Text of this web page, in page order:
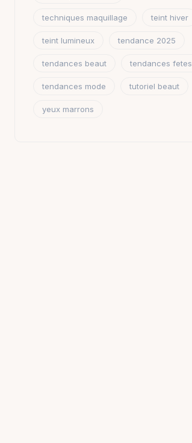
techniques maquillage teint hiver
teint lumineux tendance 2025
tendances beaut tendances fetes
tendances mode tutoriel beaut
yeux marrons